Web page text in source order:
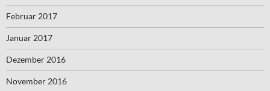
Februar 2017
Januar 2017
Dezember 2016
November 2016